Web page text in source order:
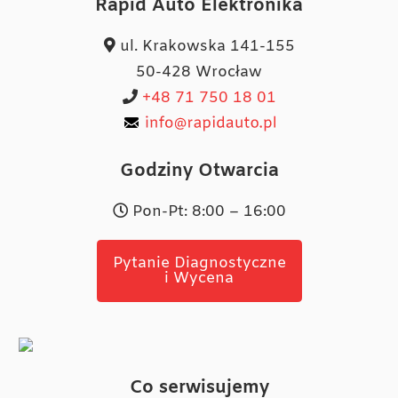
Rapid Auto Elektronika
ul. Krakowska 141-155
50-428 Wrocław
+48 71 750 18 01
Godziny Otwarcia
Pon-Pt: 8:00 – 16:00
Pytanie Diagnostyczne
i Wycena
Co serwisujemy